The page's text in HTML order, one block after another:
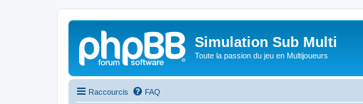
Simulation Sub Multi
Toute la passion du jeu en Multijoueurs
Raccourcis FAQ